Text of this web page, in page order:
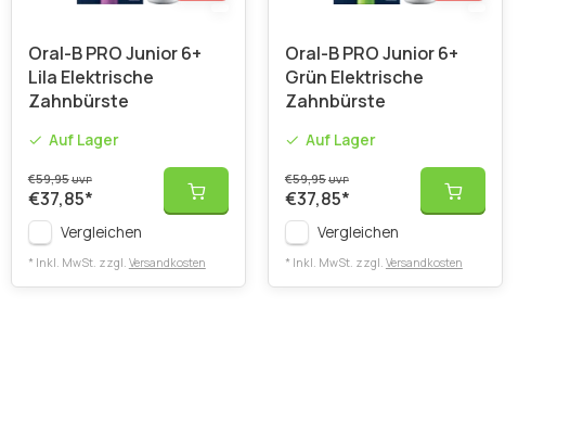
Oral-B PRO Junior 6+
Lila Elektrische
Zahnbürste
Auf Lager
€59,95UVP
€37,85*
Vergleichen
* Inkl. MwSt. zzgl. Versandkosten
Oral-B PRO Junior 6+
Grün Elektrische
Zahnbürste
Auf Lager
€59,95UVP
€37,85*
Vergleichen
* Inkl. MwSt. zzgl. Versandkosten